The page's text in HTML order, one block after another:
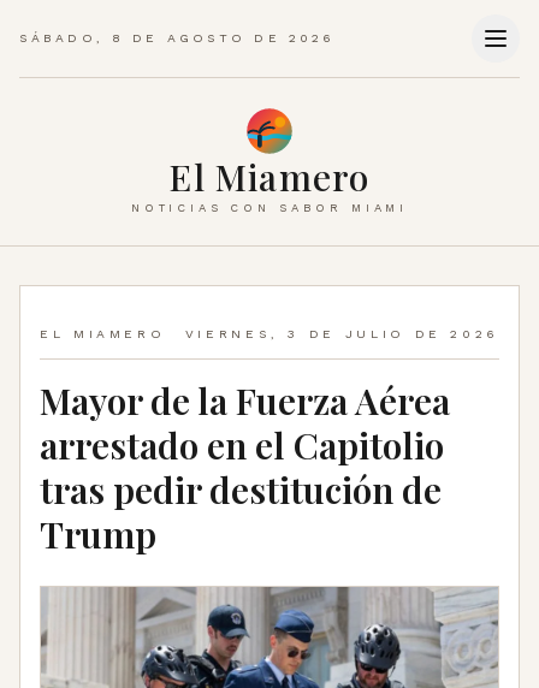
SÁBADO, 8 DE AGOSTO DE 2026
El Miamero
NOTICIAS CON SABOR MIAMI
EL MIAMERO VIERNES, 3 DE JULIO DE 2026
Mayor de la Fuerza Aérea
arrestado en el Capitolio
tras pedir destitución de
Trump